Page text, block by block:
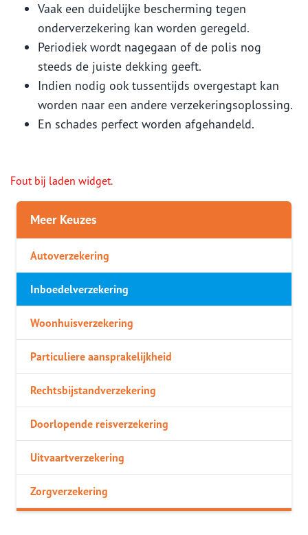
Vaak een duidelijke bescherming tegen
onderverzekering kan worden geregeld.
Periodiek wordt nagegaan of de polis nog
steeds de juiste dekking geeft.
Indien nodig ook tussentijds overgestapt kan
worden naar een andere verzekeringsoplossing.
En schades perfect worden afgehandeld.
Fout bij laden widget.
Meer Keuzes
Autoverzekering
Inboedelverzekering
Woonhuisverzekering
Particuliere aansprakelijkheid
Rechtsbijstandverzekering
Doorlopende reisverzekering
Uitvaartverzekering
Zorgverzekering